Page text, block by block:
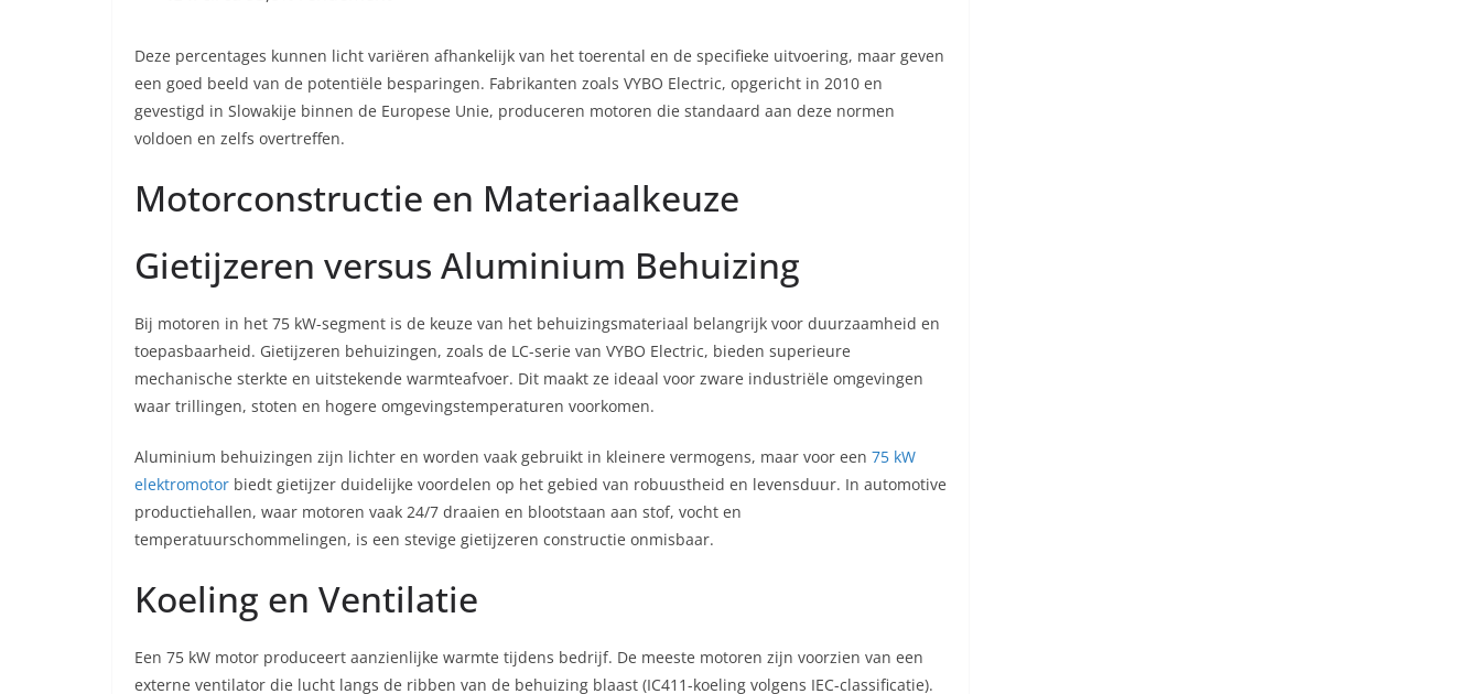
Deze percentages kunnen licht variëren afhankelijk van het toerental en de specifieke uitvoering, maar geven
een goed beeld van de potentiële besparingen. Fabrikanten zoals VYBO Electric, opgericht in 2010 en
gevestigd in Slowakije binnen de Europese Unie, produceren motoren die standaard aan deze normen
voldoen en zelfs overtreffen.
Motorconstructie en Materiaalkeuze
Gietijzeren versus Aluminium Behuizing
Bij motoren in het 75 kW-segment is de keuze van het behuizingsmateriaal belangrijk voor duurzaamheid en
toepasbaarheid. Gietijzeren behuizingen, zoals de LC-serie van VYBO Electric, bieden superieure
mechanische sterkte en uitstekende warmteafvoer. Dit maakt ze ideaal voor zware industriële omgevingen
waar trillingen, stoten en hogere omgevingstemperaturen voorkomen.
Aluminium behuizingen zijn lichter en worden vaak gebruikt in kleinere vermogens, maar voor een 75 kW
elektromotor biedt gietijzer duidelijke voordelen op het gebied van robuustheid en levensduur. In automotive
productiehallen, waar motoren vaak 24/7 draaien en blootstaan aan stof, vocht en
temperatuurschommelingen, is een stevige gietijzeren constructie onmisbaar.
Koeling en Ventilatie
Een 75 kW motor produceert aanzienlijke warmte tijdens bedrijf. De meeste motoren zijn voorzien van een
externe ventilator die lucht langs de ribben van de behuizing blaast (IC411-koeling volgens IEC-classificatie).